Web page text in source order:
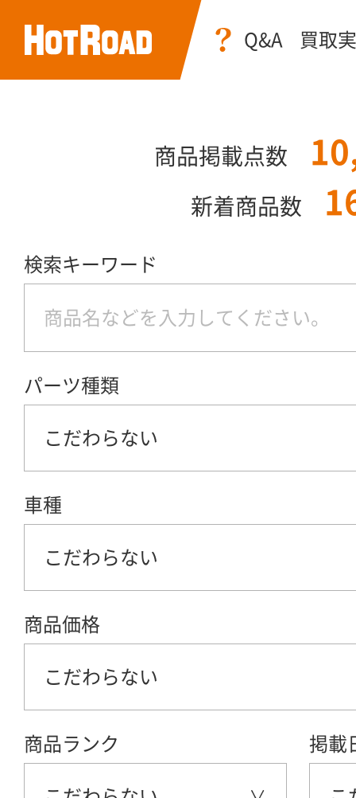
Q&A 買取
商品掲載点数
新着商品数
検索キーワード
パーツ種類
こだわらない
車種
こだわらない
商品価格
こだわらない
商品ランク 掲載